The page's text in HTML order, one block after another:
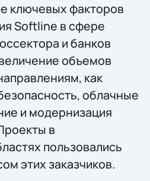
ключевых факторов
Softline в сфере
и банков
объемов
как
облачные
и модернизация
в
пользовались
этих заказчиков.